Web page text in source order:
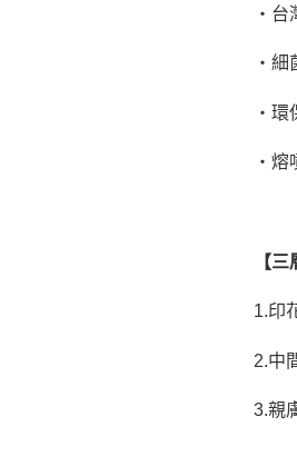
‧台
‧細
‧環
‧熔
【
1.印
2. 中
3.親